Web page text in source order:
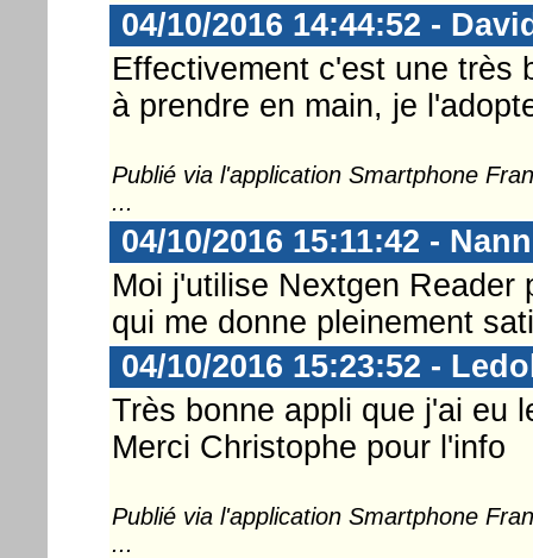
04/10/2016 14:44:52 -
Effectivement c'est une très
à prendre en main, je
Publié via l'application Smartphone
...
04/10/2016 15:11:42 -
Moi j'utilise Nextgen Reader
qui me donne pleinement
04/10/2016 15:23:52 -
Très bonne appli que j'ai eu
Merci Christophe pour l'info
Publié via l'application Smartphone
...